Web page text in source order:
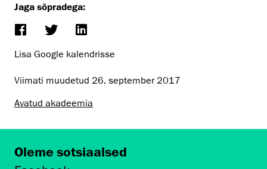
Jaga sõpradega:
Lisa Google kalendrisse
Viimati muudetud 26. september 2017
Avatud akadeemia
Oleme sotsiaalsed